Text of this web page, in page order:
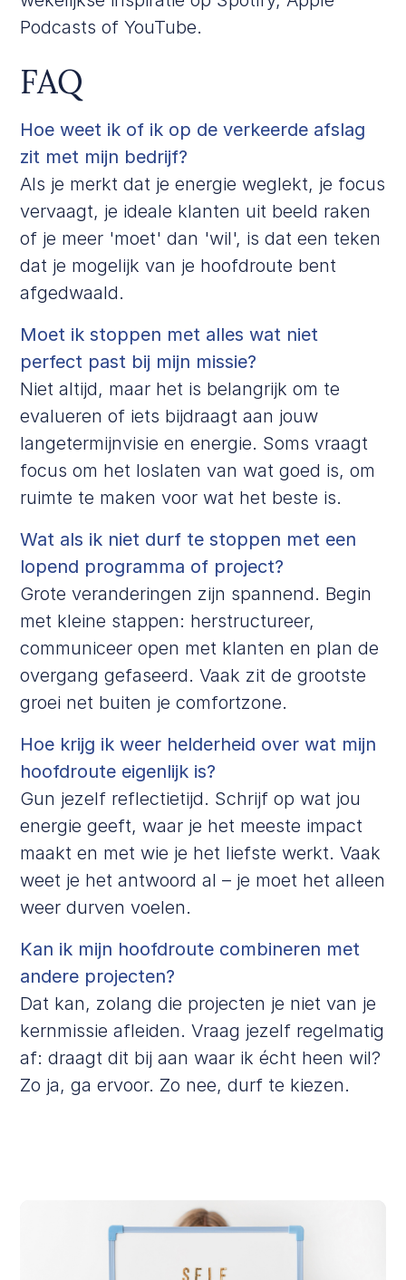
Podcasts ofYouTube.
FAQ
Hoe weet ik of ik op de verkeerde afslag
zit met mijn bedrijf?
Als je merkt dat je energie weglekt, je focus
vervaagt, je ideale klanten uit beeld raken
of je meer 'moet' dan 'wil', is dat een teken
dat je mogelijk van je hoofdroute bent
afgedwaald.
Moet ik stoppen met alles wat niet
perfect past bij mijn missie?
Niet altijd, maar het is belangrijk om te
evalueren of iets bijdraagt aan jouw
langetermijnvisie en energie. Soms vraagt
focus om het loslaten van wat goed is, om
ruimte te maken voor wat het beste is.
Wat als ik niet durf te stoppen met een
lopend programma of project?
Grote veranderingen zijn spannend. Begin
met kleine stappen: herstructureer,
communiceer open met klanten en plan de
overgang gefaseerd. Vaak zit de grootste
groei net buiten je comfortzone.
Hoe krijg ik weer helderheid over wat mijn
hoofdroute eigenlijk is?
Gun jezelf reflectietijd. Schrijf op wat jou
energie geeft, waar je het meeste impact
maakt en met wie je het liefste werkt. Vaak
weet je het antwoord al – je moet het alleen
weer durven voelen.
Kan ik mijn hoofdroute combineren met
andere projecten?
Dat kan, zolang die projecten je niet van je
kernmissie afleiden. Vraag jezelf regelmatig
af: draagt dit bij aan waar ik écht heen wil?
Zo ja, ga ervoor. Zo nee, durf te kiezen.